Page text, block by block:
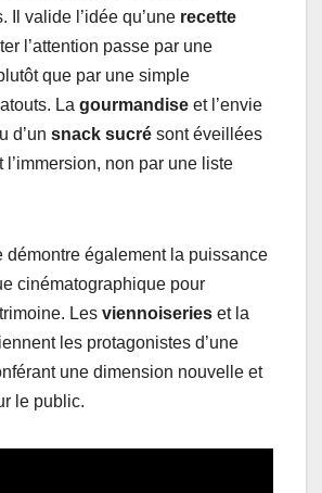
Il valide l’idée qu’une recette
l’attention passe par une
que par une simple
La gourmandise et l’envie
d’un snack sucré sont éveillées
l’immersion, non par une liste
démontre également la puissance
cinématographique pour
Les viennoiseries et la
les protagonistes d’une
une dimension nouvelle et
le public.